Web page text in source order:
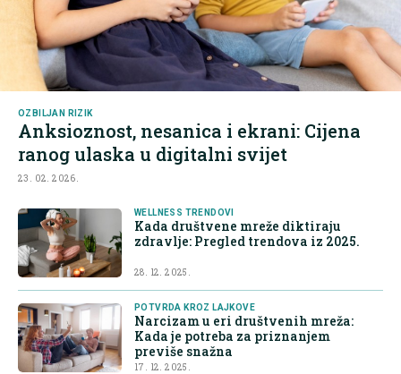
OZBILJAN RIZIK
Anksioznost, nesanica i ekrani: Cijena
ranog ulaska u digitalni svijet
23. 02. 2026.
WELLNESS TRENDOVI
Kada društvene mreže diktiraju
zdravlje: Pregled trendova iz 2025.
28. 12. 2025.
POTVRDA KROZ LAJKOVE
Narcizam u eri društvenih mreža:
Kada je potreba za priznanjem
previše snažna
17. 12. 2025.